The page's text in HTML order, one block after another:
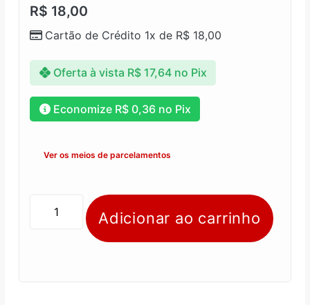
R$ 18,00
Cartão de Crédito 1x de R$ 18,00
Oferta à vista R$17,64 no Pix
Economize R$0,36no Pix
Ver os meios de parcelamentos
Adicionar ao carrinho